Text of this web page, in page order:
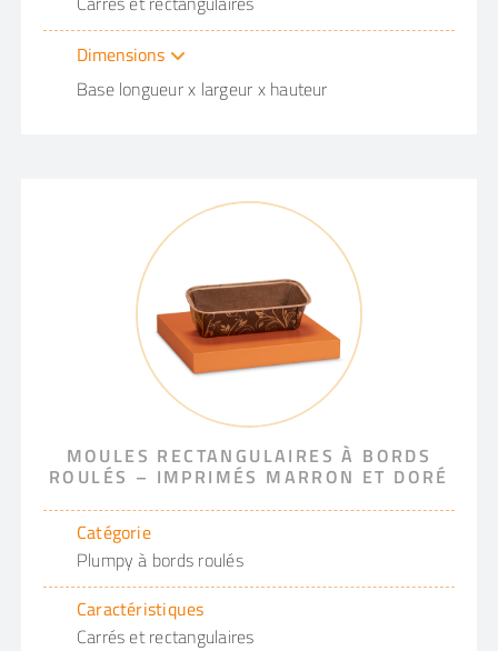
Dimensions
Base longueur x largeur x hauteur
MOULES RECTANGULAIRES À BORDS
ROULÉS – IMPRIMÉS MARRON ET DORÉ
Catégorie
Plumpy à bords roulés
Caractéristiques
Carrés et rectangulaires